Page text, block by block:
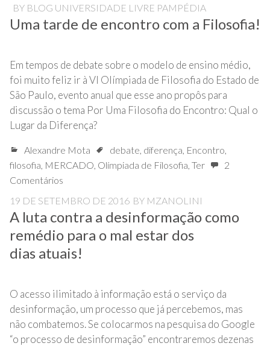
BY BLOG UNIVERSIDADE LIVRE PAMPÉDIA
Uma tarde de encontro com a Filosofia!
Em tempos de debate sobre o modelo de ensino médio,
foi muito feliz ir à VI Olímpiada de Filosofia do Estado de
São Paulo, evento anual que esse ano propôs para
discussão o tema Por Uma Filosofia do Encontro: Qual o
Lugar da Diferença?
Alexandre Mota debate, diferença, Encontro,
filosofia, MERCADO, Olímpiada de Filosofia, Ter
2
Comentários
19 DE SETEMBRO DE 2016 BY MZANOLINI
A luta contra a desinformação como
remédio para o mal estar dos
dias atuais!
O acesso ilimitado à informação está o serviço da
desinformação, um processo que já percebemos, mas
não combatemos. Se colocarmos na pesquisa do Google
“o processo de desinformação” encontraremos dezenas